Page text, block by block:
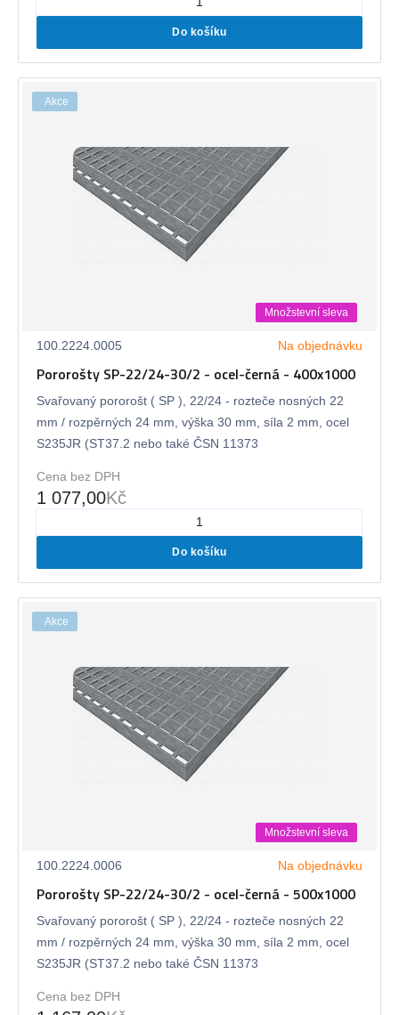
Do košíku
Akce
Množstevní sleva
100.2224.0005 Na objednávku
Pororošty SP-22/24-30/2 - ocel-černá - 400x1000
Svařovaný pororošt ( SP ), 22/24 - rozteče nosných 22
mm / rozpěrných 24 mm, výška 30 mm, síla 2 mm, ocel
S235JR (ST37.2 nebo také ČSN 11373
Cena bez DPH
1 077,00Kč
Do košíku
Akce
Množstevní sleva
100.2224.0006 Na objednávku
Pororošty SP-22/24-30/2 - ocel-černá - 500x1000
Svařovaný pororošt ( SP ), 22/24 - rozteče nosných 22
mm / rozpěrných 24 mm, výška 30 mm, síla 2 mm, ocel
S235JR (ST37.2 nebo také ČSN 11373
Cena bez DPH